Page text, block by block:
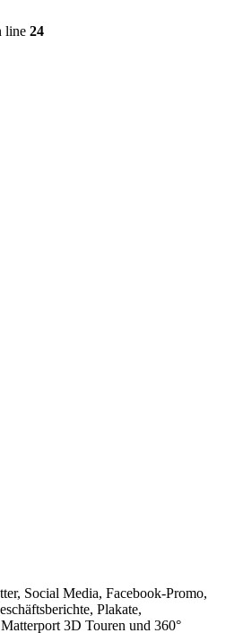
line 24
Social Media, Facebook-Promo,
Plakate,
3D Touren und 360°